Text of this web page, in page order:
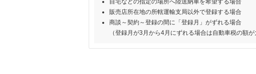
自宅などの指定の場所へ陸送納車を希望する場合
販売店所在地の所轄運輸支局以外で登録する場合
商談～契約～登録の間に「登録月」がずれる場合
（登録月が3月から4月にずれる場合は自動車税の額が